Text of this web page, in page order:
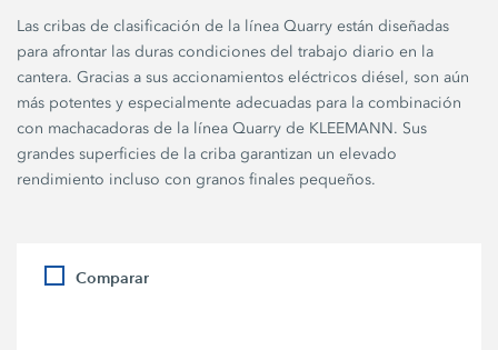
Las cribas de clasificación de la línea Quarry están diseñadas
para afrontar las duras condiciones del trabajo diario en la
cantera. Gracias a sus accionamientos eléctricos diésel, son aún
más potentes y especialmente adecuadas para la combinación
con machacadoras de la línea Quarry de KLEEMANN. Sus
grandes superficies de la criba garantizan un elevado
rendimiento incluso con granos finales pequeños.
Comparar